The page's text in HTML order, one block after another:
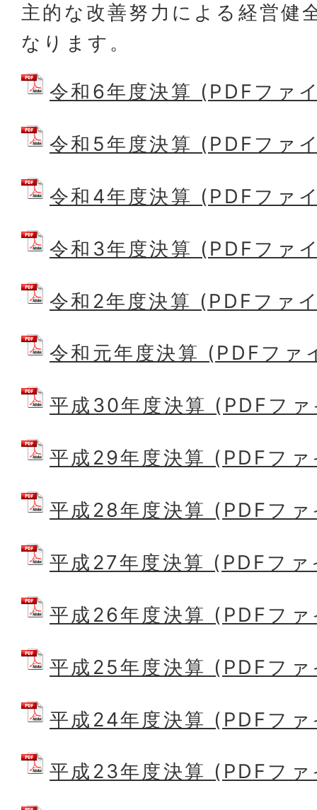
主的な改善努力による経営健
なります。
令和6年度決算 (PDFファ
令和5年度決算 (PDFファ
令和4年度決算 (PDFファ
令和3年度決算 (PDFファ
令和2年度決算 (PDFファ
令和元年度決算 (PDFフ
平成30年度決算 (PDFフ
平成29年度決算 (PDFフ
平成28年度決算 (PDFフ
平成27年度決算 (PDFフ
平成26年度決算 (PDFフ
平成25年度決算 (PDFフ
平成24年度決算 (PDFフ
平成23年度決算 (PDFフ